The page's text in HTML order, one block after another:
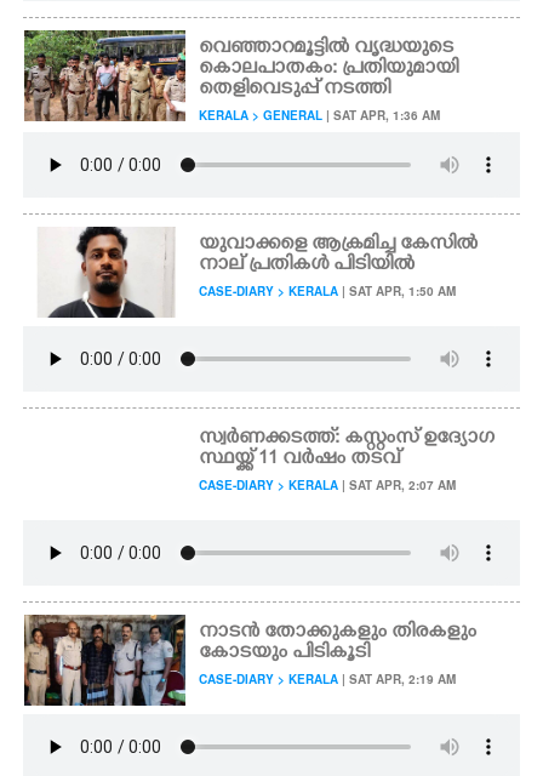
വെഞ്ഞാറമൂട്ടിൽ വൃദ്ധയുടെ
കൊലപാതകം: പ്രതിയുമായി
തെളിവെടുപ്പ് നടത്തി
KERALA > GENERAL | SAT APR, 1:36 AM
യുവാക്കളെ ആക്രമിച്ച കേസിൽ
നാല് പ്രതികൾ പിടിയിൽ
CASE-DIARY > KERALA | SAT APR, 1:50 AM
സ്വർണക്കടത്ത്: കസ്റ്റംസ് ഉദ്യോഗ
സ്ഥയ്ക്ക് 11 വർഷം തടവ്
CASE-DIARY > KERALA | SAT APR, 2:07 AM
നാടൻ തോക്കുകളും തിരകളും
കോടയും പിടികൂടി
CASE-DIARY > KERALA | SAT APR, 2:19 AM